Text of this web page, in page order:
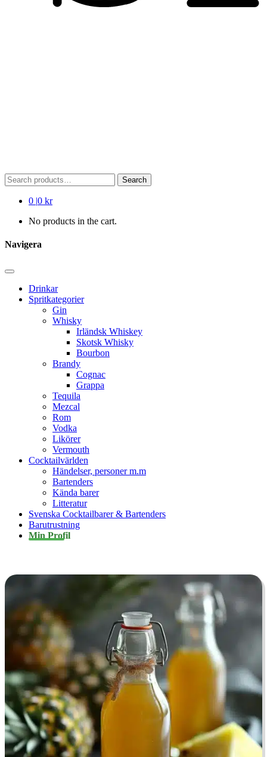
Search
for:
Search
0 |0 kr
No products in the cart.
Navigera
Drinkar
Spritkategorier
Gin
Whisky
Irländsk Whiskey
Skotsk Whisky
Bourbon
Brandy
Cognac
Grappa
Tequila
Mezcal
Rom
Vodka
Likörer
Vermouth
Cocktailvärlden
Händelser, personer m.m
Bartenders
Kända barer
Litteratur
Svenska Cocktailbarer & Bartenders
Barutrustning
Min Profil